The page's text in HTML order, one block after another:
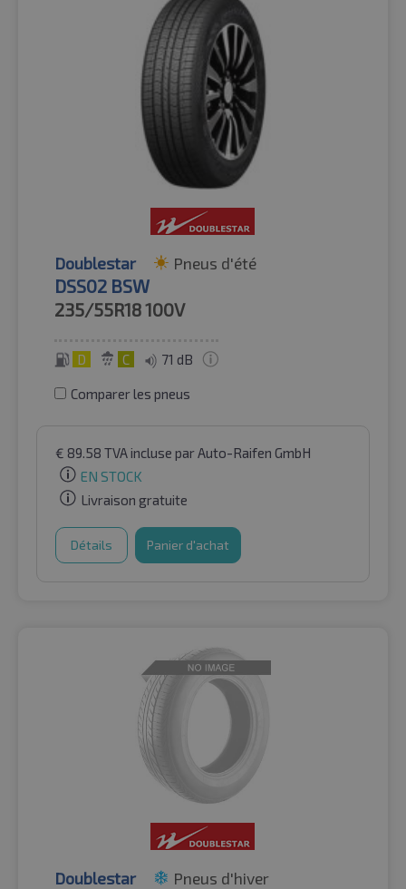
Doublestar Pneus d'été
DSS02 BSW
235/55R18100V
D C 71 dB
Comparer les pneus
€ 89.58 TVA incluse par Auto-Raifen GmbH
EN STOCK
Livraison gratuite
Détails Panier d'achat
Doublestar Pneus d'hiver